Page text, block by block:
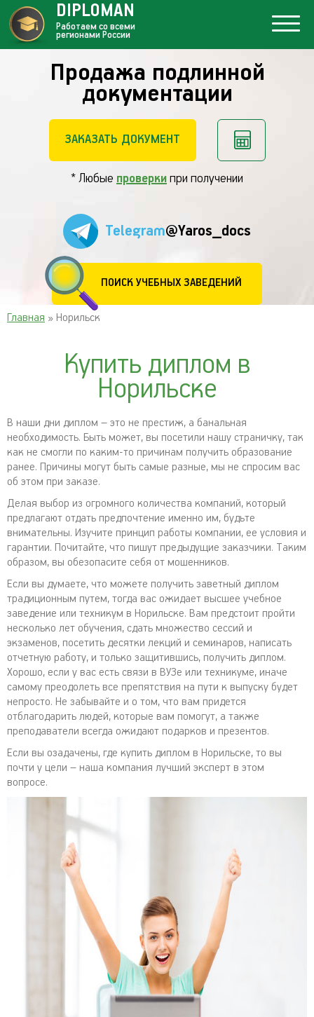
Продажа подлинной
документации
ЗАКАЗАТЬ ДОКУМЕНТ
* Любые проверки при получении
Telegram@Yaros_docs
ПОИСК УЧЕБНЫХ ЗАВЕДЕНИЙ
DIPLOMAN
Работаем со всеми
регионами России
Главная » Норильск
Купить диплом в
Норильске
В наши дни диплом – это не престиж, а банальная
необходимость. Быть может, вы посетили нашу страничку, так
как не смогли по каким-то причинам получить образование
ранее. Причины могут быть самые разные, мы не спросим вас
об этом при заказе.
Делая выбор из огромного количества компаний, который
предлагают отдать предпочтение именно им, будьте
внимательны. Изучите принцип работы компании, ее условия и
гарантии. Почитайте, что пишут предыдущие заказчики. Таким
образом, вы обезопасите себя от мошенников.
Если вы думаете, что можете получить заветный диплом
традиционным путем, тогда вас ожидает высшее учебное
заведение или техникум в Норильске. Вам предстоит пройти
несколько лет обучения, сдать множество сессий и
экзаменов, посетить десятки лекций и семинаров, написать
отчетную работу, и только защитившись, получить диплом.
Хорошо, если у вас есть связи в ВУЗе или техникуме, иначе
самому преодолеть все препятствия на пути к выпуску будет
непросто. Не забывайте и о том, что вам придется
отблагодарить людей, которые вам помогут, а также
преподаватели всегда ожидают подарков и презентов.
Если вы озадачены, где купить диплом в Норильске, то вы
почти у цели – наша компания лучший эксперт в этом
вопросе.